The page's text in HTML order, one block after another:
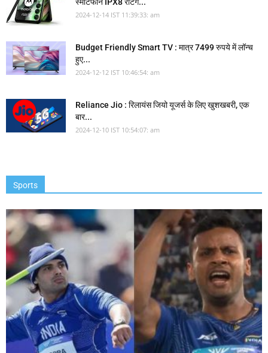
2024-12-14 IST 11:39:33: am
Budget Friendly Smart TV : मात्र 7499 रुपये में लॉन्च
हुए...
2024-12-12 IST 10:46:54: am
Reliance Jio : रिलायंस जियो यूजर्स के लिए खुशखबरी, एक
बार...
2024-12-10 IST 10:54:07: am
Sports